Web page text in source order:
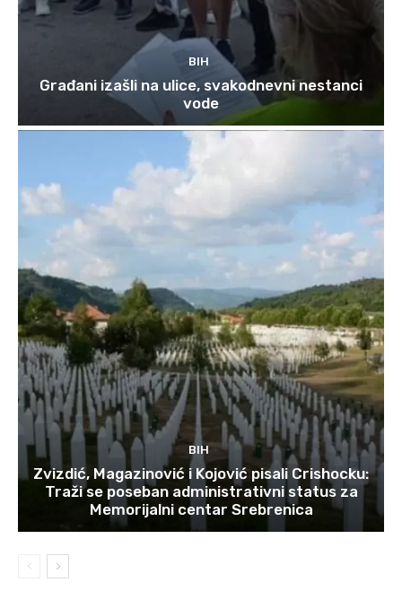
BIH
Građani izašli na ulice, svakodnevni nestanci
vode
BIH
Zvizdić, Magazinović i Kojović pisali Crishocku:
Traži se poseban administrativni status za
Memorijalni centar Srebrenica